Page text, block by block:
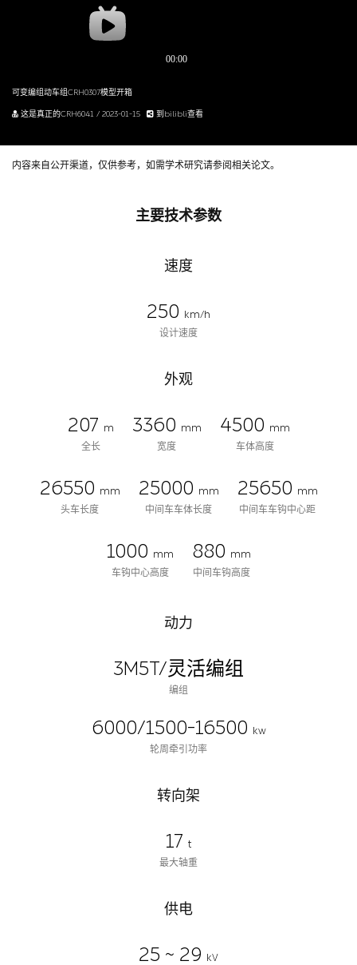
可变编组动车组CRH0307模型开箱
到bilibli查看
这是真正的CRH6041 / 2023-01-15
内容来自公开渠道，仅供参考，如需学术研究请参阅相关论文。
主要技术参数
速度
250 km/h
设计速度
外观
207 m
全长
3360 mm
宽度
4500 mm
车体高度
26550 mm
头车长度
25000 mm
中间车车体长度
25650 mm
中间车车钩中心距
1000 mm
车钩中心高度
880 mm
中间车钩高度
动力
3M5T/灵活编组
编组
6000/1500-16500 kw
轮周牵引功率
转向架
17 t
最大轴重
供电
25 ~ 29 kV